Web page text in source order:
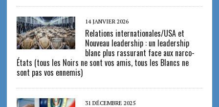
14 JANVIER 2026
Relations internationales/USA et
Nouveau leadership : un leadership
blanc plus rassurant face aux narco-
États (tous les Noirs ne sont vos amis, tous les Blancs ne
sont pas vos ennemis)
31 DÉCEMBRE 2025